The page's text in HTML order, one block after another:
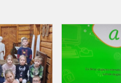
Edukacija
Raseinių
krašto
muziejuje